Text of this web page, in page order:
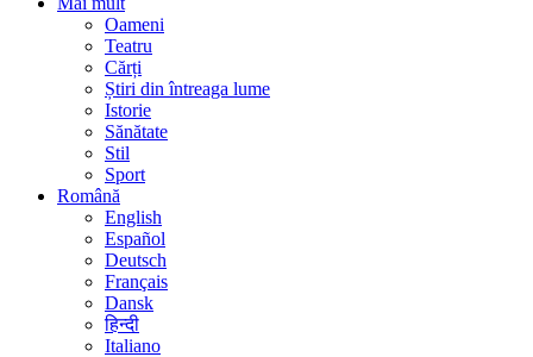
Oameni
Teatru
Cărți
Știri din întreaga lume
Istorie
Sănătate
Stil
Sport
Română
English
Español
Deutsch
Français
Dansk
हिन्दी
Italiano